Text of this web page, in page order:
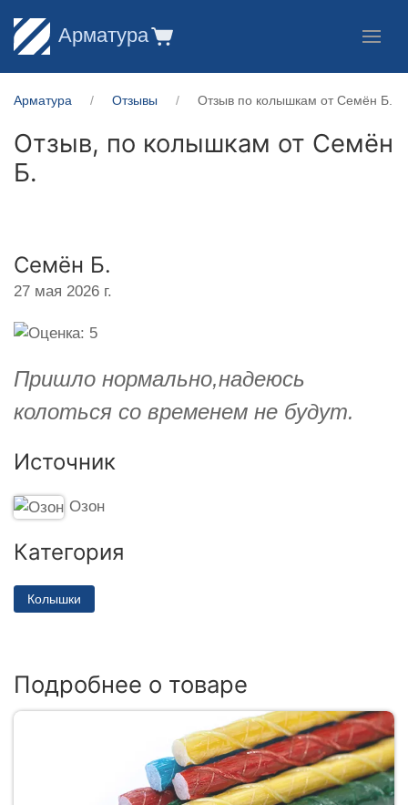
Арматура
Арматура Отзывы Отзыв по колышкам от Семён Б.
Отзыв, по колышкам от Семён
Б.
Семён Б.
27 мая 2026 г.
Пришло нормально,надеюсь
колоться со временем не будут.
Источник
Озон
Категория
Колышки
Подробнее о товаре